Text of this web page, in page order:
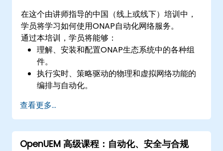
在这个由讲师指导的中国（线上或线下）培训中，
学员将学习如何使用ONAP自动化网络服务。
通过本培训，学员将能够：
理解、安装和配置ONAP生态系统中的各种组
件。
执行实时、策略驱动的物理和虚拟网络功能的
编排与自动化。
网络服务。
使用软件驱动的方法高效管理整个网络生命周
期。
使用最新的开源技术和实践开发、部署和扩展
查看更多...
OpenUEM 高级课程：自动化、安全与合规